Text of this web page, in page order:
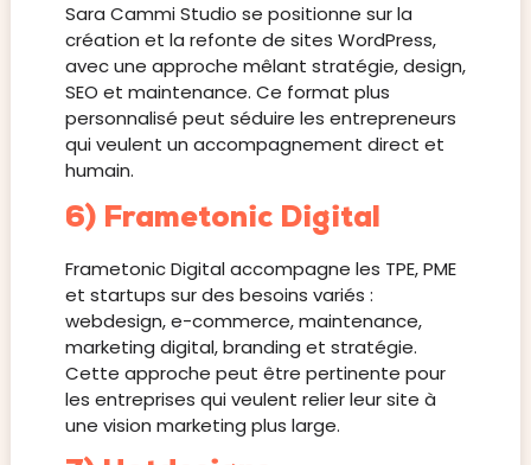
Sara Cammi Studio se positionne sur la
création et la refonte de sites WordPress,
avec une approche mêlant stratégie, design,
SEO et maintenance. Ce format plus
personnalisé peut séduire les entrepreneurs
qui veulent un accompagnement direct et
humain.
6) Frametonic Digital
Frametonic Digital accompagne les TPE, PME
et startups sur des besoins variés :
webdesign, e-commerce, maintenance,
marketing digital, branding et stratégie.
Cette approche peut être pertinente pour
les entreprises qui veulent relier leur site à
une vision marketing plus large.